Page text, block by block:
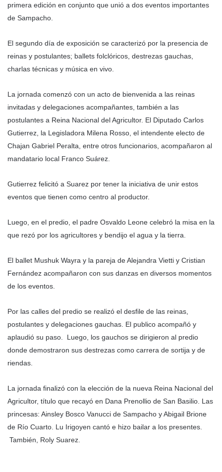
primera edición en conjunto que unió a dos eventos importantes
de Sampacho.
El segundo día de exposición se caracterizó por la presencia de
reinas y postulantes; ballets folclóricos, destrezas gauchas,
charlas técnicas y música en vivo.
La jornada comenzó con un acto de bienvenida a las reinas
invitadas y delegaciones acompañantes, también a las
postulantes a Reina Nacional del Agricultor. El Diputado Carlos
Gutierrez, la Legisladora Milena Rosso, el intendente electo de
Chajan Gabriel Peralta, entre otros funcionarios, acompañaron al
mandatario local Franco Suárez.
Gutierrez felicitó a Suarez por tener la iniciativa de unir estos
eventos que tienen como centro al productor.
Luego, en el predio, el padre Osvaldo Leone celebró la misa en la
que rezó por los agricultores y bendijo el agua y la tierra.
El ballet Mushuk Wayra y la pareja de Alejandra Vietti y Cristian
Fernández acompañaron con sus danzas en diversos momentos
de los eventos.
Por las calles del predio se realizó el desfile de las reinas,
postulantes y delegaciones gauchas. El publico acompañó y
aplaudió su paso. Luego, los gauchos se dirigieron al predio
donde demostraron sus destrezas como carrera de sortija y de
riendas.
La jornada finalizó con la elección de la nueva Reina Nacional del
Agricultor, título que recayó en Dana Prenollio de San Basilio. Las
princesas: Ainsley Bosco Vanucci de Sampacho y Abigail Brione
de Río Cuarto. Lu Irigoyen cantó e hizo bailar a los presentes.
También, Roly Suarez.